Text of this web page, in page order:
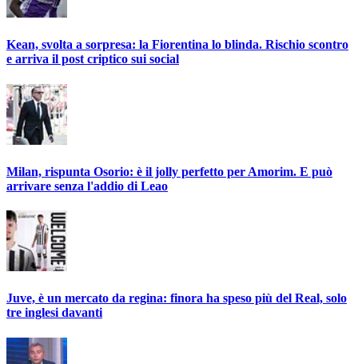
Kean, svolta a sorpresa: la Fiorentina lo blinda. Rischio scontro
e arriva il post criptico sui social
Milan, rispunta Osorio: è il jolly perfetto per Amorim. E può
arrivare senza l'addio di Leao
Juve, è un mercato da regina: finora ha speso più del Real, solo
tre inglesi davanti